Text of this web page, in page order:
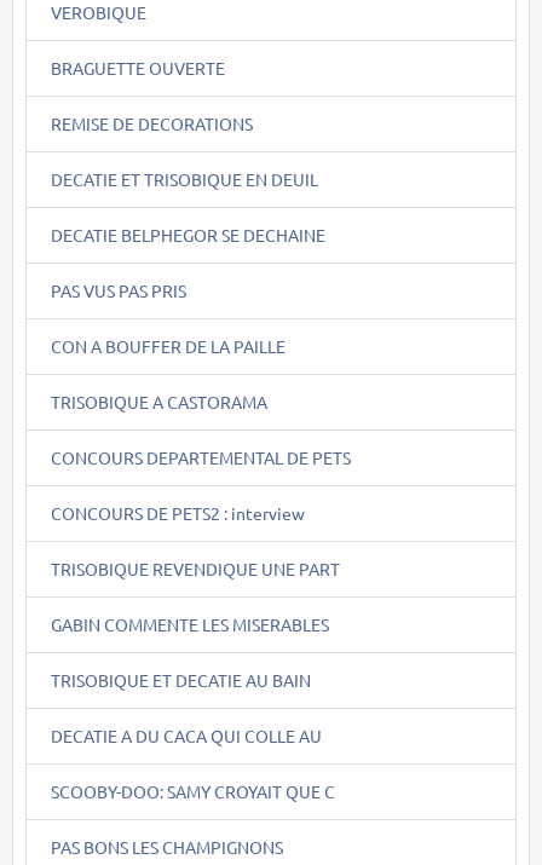
VEROBIQUE
BRAGUETTE OUVERTE
REMISE DE DECORATIONS
DECATIE ET TRISOBIQUE EN DEUIL
DECATIE BELPHEGOR SE DECHAINE
PAS VUS PAS PRIS
CON A BOUFFER DE LA PAILLE
TRISOBIQUE A CASTORAMA
CONCOURS DEPARTEMENTAL DE PETS
CONCOURS DE PETS2 : interview
TRISOBIQUE REVENDIQUE UNE PART
GABIN COMMENTE LES MISERABLES
TRISOBIQUE ET DECATIE AU BAIN
DECATIE A DU CACA QUI COLLE AU
SCOOBY-DOO: SAMY CROYAIT QUE C
PAS BONS LES CHAMPIGNONS